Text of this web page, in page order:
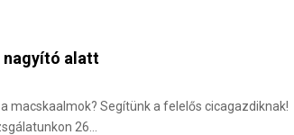
nagyító alatt
macskaalmok? Segítünk a felelős cicagazdiknak!
26...